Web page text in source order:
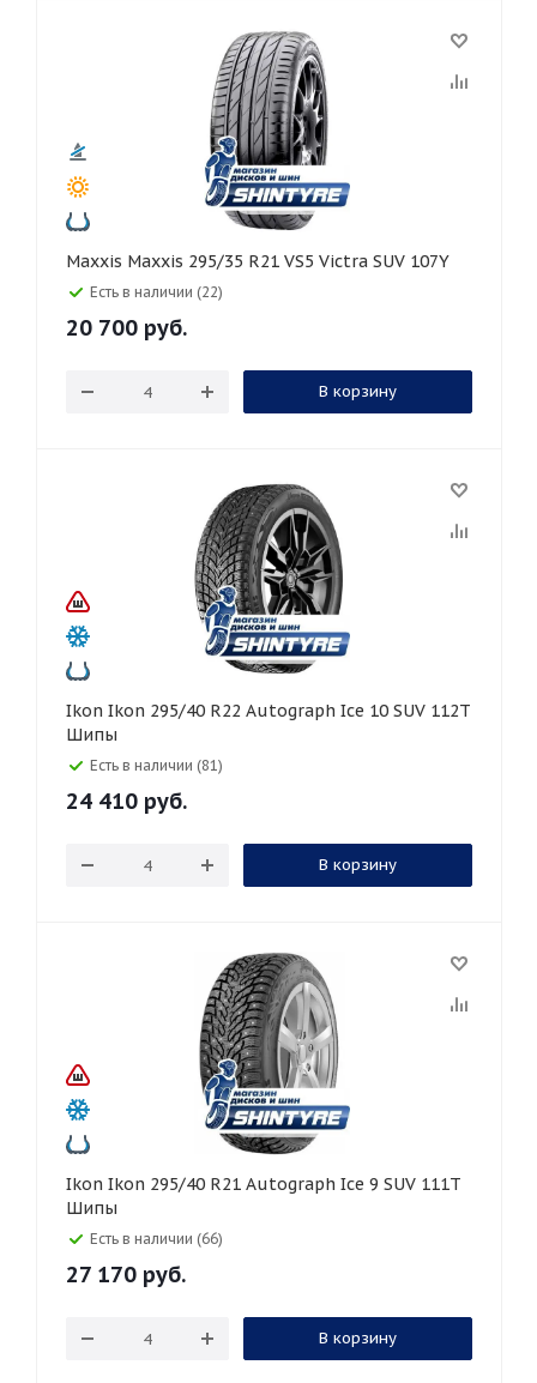
Maxxis Maxxis 295/35 R21 VS5 Victra SUV 107Y
Есть в наличии (22)
20 700 руб.
В корзину
Ikon Ikon 295/40 R22 Autograph Ice 10 SUV 112T
Шипы
Есть в наличии (81)
24 410 руб.
В корзину
Ikon Ikon 295/40 R21 Autograph Ice 9 SUV 111T
Шипы
Есть в наличии (66)
27 170 руб.
В корзину